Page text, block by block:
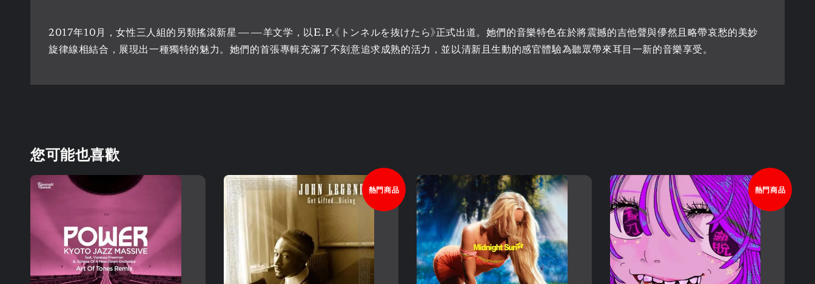
2017年10月，女性三人組的另類搖滾新星——羊文学，以E.P.《トンネルを抜けたら》正式出道。她們的音樂特色在於將震撼的吉他聲與儚然且略帶哀愁的美妙
旋律線相結合，展現出一種獨特的魅力。她們的首張專輯充滿了不刻意追求成熟的活力，並以清新且生動的感官體驗為聽眾帶來耳目一新的音樂享受。
您可能也喜歡
熱門商品 熱門商品